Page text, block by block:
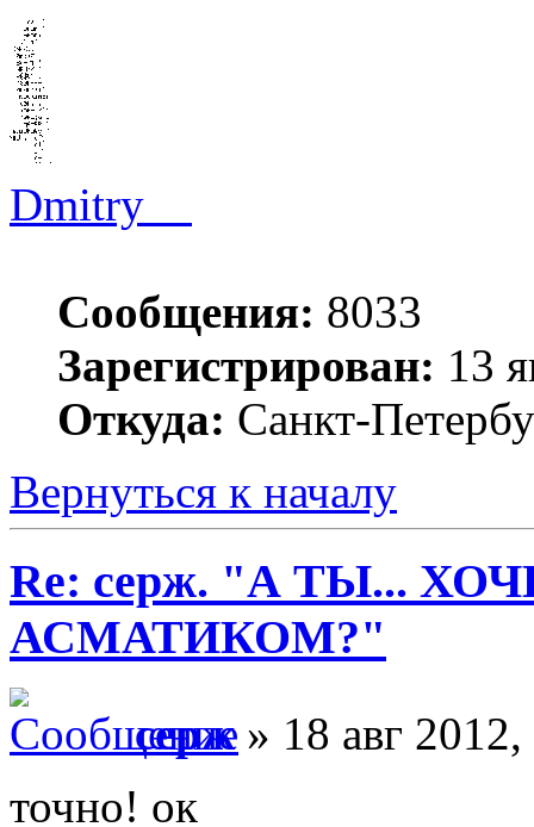
Dmitry__
Сообщения: 8033
Зарегистрирован: 13
Откуда: Санкт-
Вернуться к началу
Re: серж. "А ТЫ...
АСМАТИКОМ?"
серж» 18 авг
точно! ок